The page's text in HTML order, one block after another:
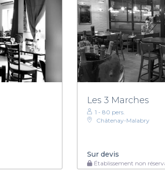
Les 3 Marches
1 - 80 pers.
Châtenay-Malabry
Sur devis
Établissement non